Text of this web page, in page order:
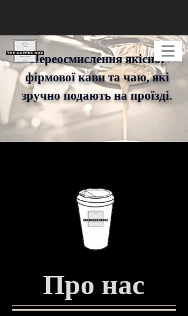
Переосмислення якісної
фірмової кави та чаю, які
зручно подають на проїзді.
Про нас